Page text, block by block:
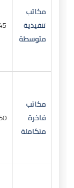
مكاتب
تنفيذية
متوسطة
مكاتب
فاخرة
متكاملة